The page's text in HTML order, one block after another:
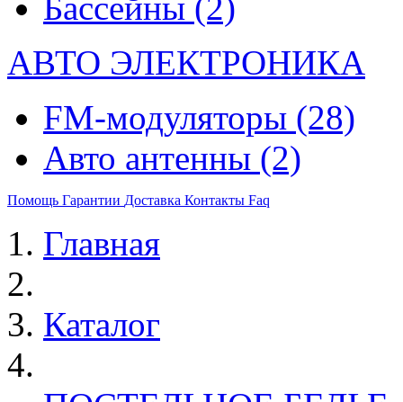
АВТО ЭЛЕКТРОНИКА
FM-модуляторы (28)
Авто антенны (2)
Помощь Гарантии Доставка Контакты Faq
Главная
Каталог